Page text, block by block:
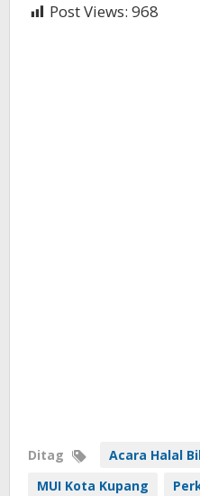
Post Views: 968
Ditag Acara Halal
MUI Kota Kupang